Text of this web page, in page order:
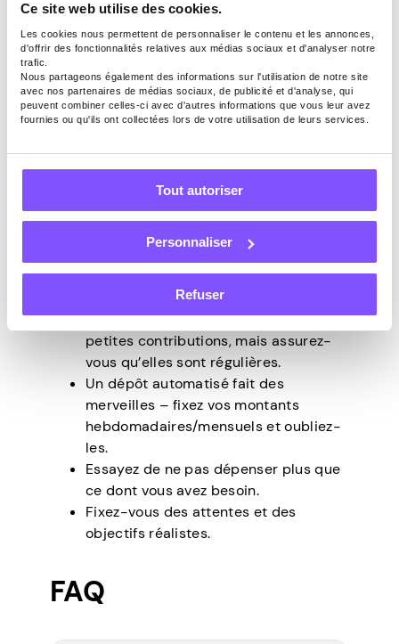
Ce site web utilise des cookies.
Les cookies nous permettent de personnaliser le contenu et les annonces,
d'offrir des fonctionnalités relatives aux médias sociaux et d'analyser notre
trafic.
Nous partageons également des informations sur l'utilisation de notre site
avec nos partenaires de médias sociaux, de publicité et d'analyse, qui
peuvent combiner celles-ci avec d'autres informations que vous leur avez
fournies ou qu'ils ont collectées lors de votre utilisation de leurs services.
Tout autoriser
Personnaliser
Refuser
5 étapes pour
constituer un fonds
d’urgence
Vous vous rendrez vite compte qu’épargner
psychologique. Cela prend du temps et,
bien sûr, un haut niveau de discipline. Voici
cinq étapes simples :
Divisez votre objectif final en plusieurs
Commencez votre parcours avec de
petites contributions, mais assurez-
vous qu’elles sont régulières.
Un dépôt automatisé fait des
merveilles – fixez vos montants
hebdomadaires/mensuels et oubliez-
les.
Essayez de ne pas dépenser plus que
ce dont vous avez besoin.
Fixez-vous des attentes et des
objectifs réalistes.
FAQ